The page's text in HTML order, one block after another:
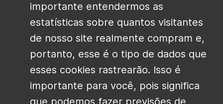
importante entendermos as
estatísticas sobre quantos visitantes
de nosso site realmente compram e,
portanto, esse é o tipo de dados que
esses cookies rastrearão. Isso é
importante para você, pois significa
que podemos fazer previsões de